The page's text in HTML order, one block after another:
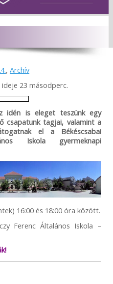
, Archív
23 másodperc.
idén is eleget teszünk egy
csapatunk tagjai, valamint a
el a Békéscsabai
Iskola gyermeknapi
16:00 és 18:00 óra között.
Ferenc Általános Iskola –